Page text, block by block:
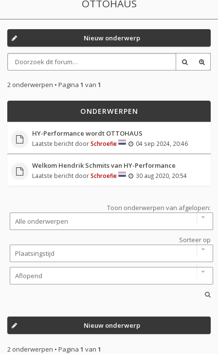
OTTOHAUS
Nieuw onderwerp
2 onderwerpen • Pagina 1 van 1
ONDERWERPEN
HY-Performance wordt OTTOHAUS
Laatste bericht doorSchroefie 04 sep 2024, 20:46
Welkom Hendrik Schmits van HY-Performance
Laatste bericht doorSchroefie 30 aug 2020, 20:54
Toon onderwerpen van afgelopen:
Sorteer op
Nieuw onderwerp
2 onderwerpen • Pagina 1 van 1